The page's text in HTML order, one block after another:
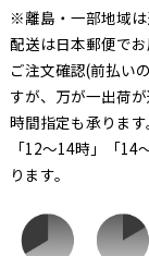
※離島・一部地域は
配送は日本郵便でお
ご注文確認(前払い
すが、万が一出荷
時間指定も承りま
「12～14時」「
ります。